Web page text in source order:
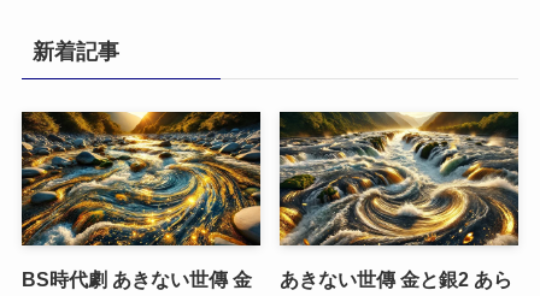
リ
ー
新着記事
BS時代劇 あきない世傳 金
あきない世傳 金と銀2 あら